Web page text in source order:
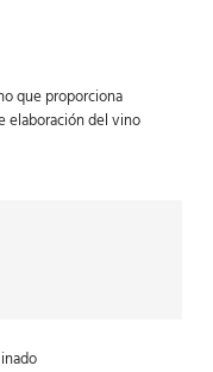
que proporciona
elaboración del vino